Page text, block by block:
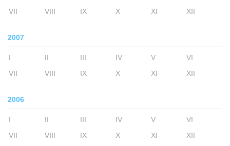
VII
VIII IX X XI XII
2007
I II III IV V
VI
VII
VIII IX X XI XII
2006
I II III IV V
VI
VII
VIII IX X XI XII